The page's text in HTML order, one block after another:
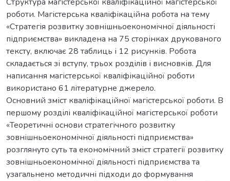
роботи. Магістерська кваліфікаційна робота на тему
«Стратегія розвитку зовнішньоекономічної діяльності
підприємства» викладена на 75 сторінках друкованого
тексту, включає 28 таблиць і 12 рисунків. Робота
складається зі вступу, трьох розділів і висновків. Для
написання магістерської кваліфікаційної роботи
використано 61 літературне джерело.
Основний зміст кваліфікаційної магістерської роботи. В
першому розділі кваліфікаційної магістерської роботи
«Теоретичні основи стратегічного розвитку
зовнішньоекономічної діяльності підприємства»
розглянуто суть та економічний зміст стратегії розвитку
зовнішньоекономічної діяльності підприємства та
узагальнено методичні підходи до формування